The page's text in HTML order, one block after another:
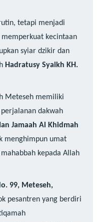
tetapi menjadi
kecintaan
syiar dzikir dan
Hadratusy Syaikh KH.
Meteseh memiliki
dakwah
Jamaah Al Khidmah
menghimpun umat
kepada Allah
99, Meteseh,
pesantren yang berdiri